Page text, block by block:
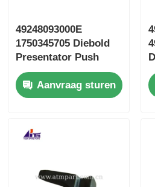
49248093000E
1750345705 Diebold
Presentator Push
Plate ATM onderdelen
Aanvraag sturen